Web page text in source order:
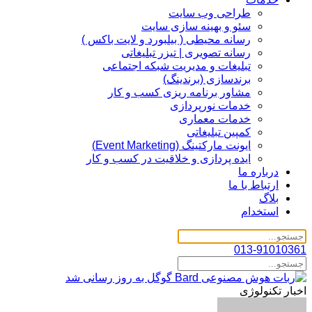
طراحی وب سایت
سئو و بهینه سازی سایت
رسانه محیطی ( بیلبورد و لایت باکس )
رسانه تصویری | تیزر تبلیغاتی
تبلیغات و مدیریت شبکه اجتماعی
برندسازی (برندینگ)‌
مشاور برنامه ریزی کسب و کار
خدمات نورپردازی
خدمات معماری
کمپین تبلیغاتی
ایونت مارکتینگ (Event Marketing)
ایده پردازی و خلاقیت در کسب و کار
درباره ما
ارتباط با ما
بلاگ
استخدام
013-91010361
اخبار تکنولوژی